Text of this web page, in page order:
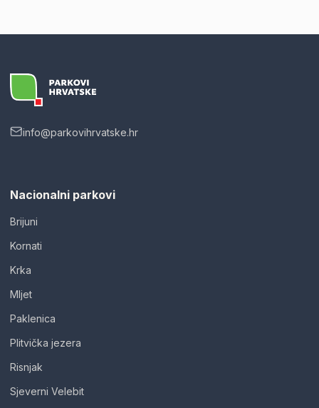
info@parkovihrvatske.hr
Nacionalni parkovi
Brijuni
Kornati
Krka
Mljet
Paklenica
Plitvička jezera
Risnjak
Sjeverni Velebit